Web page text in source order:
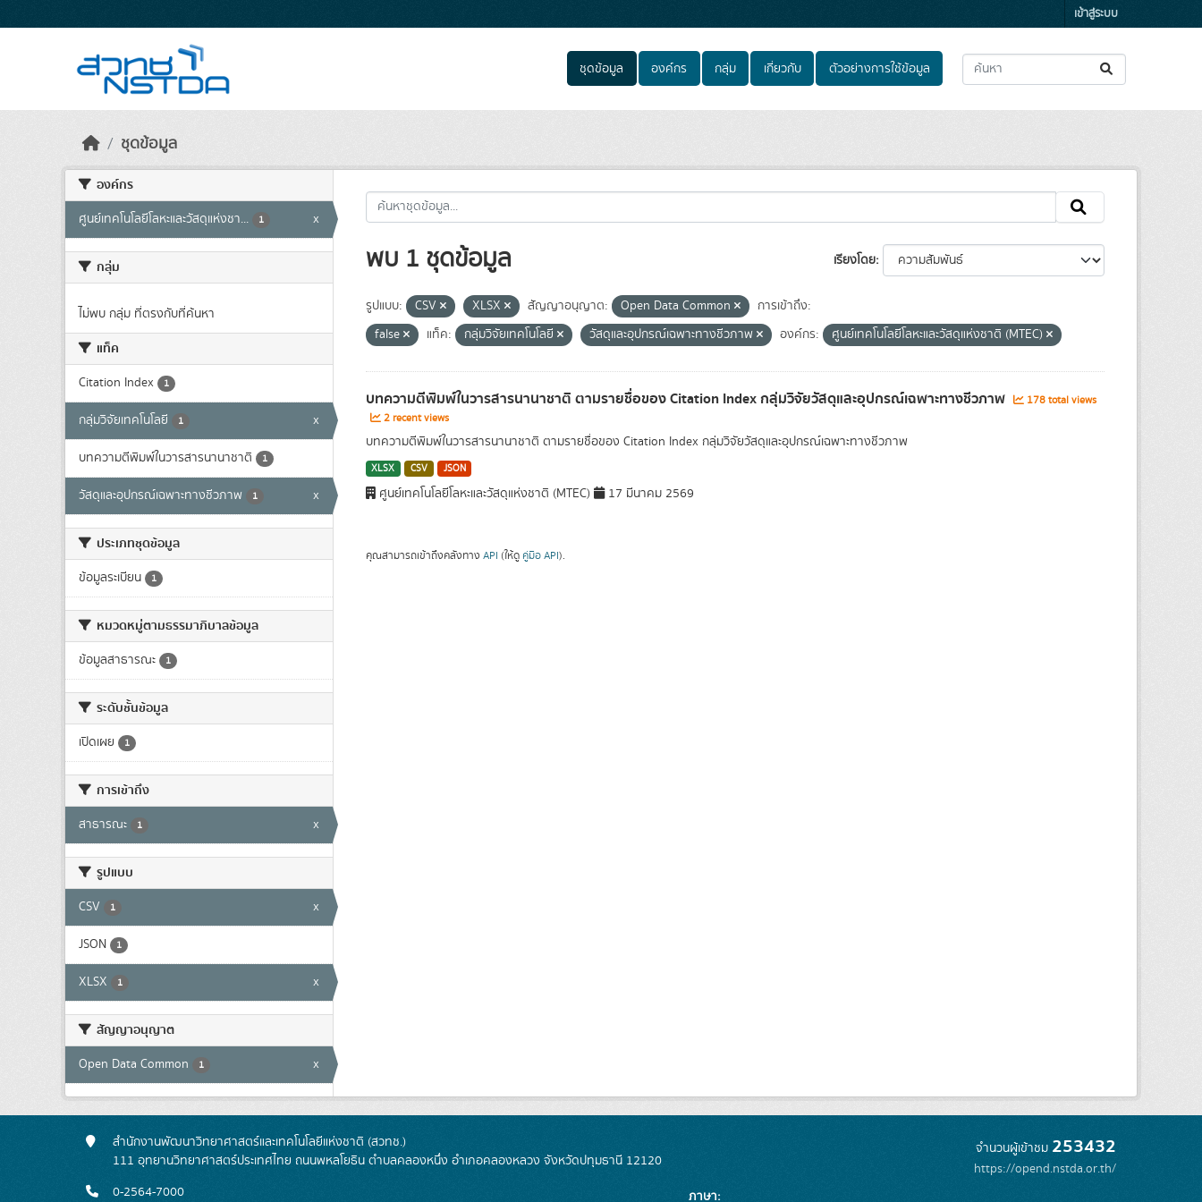
เข้าสู่ระบบ
ชุดข้อมูล องค์กร กลุ่ม เกี่ยวกับ ตัวอย่างการใช้ข้อมูล
ชุดข้อมูล
องค์กร
ศูนย์เทคโนโลยีโลหะและวัสดุแห่งชา... 1 x
กลุ่ม
ไม่พบ กลุ่ม ที่ตรงกับที่ค้นหา
แท็ค
Citation Index 1
กลุ่มวิจัยเทคโนโลยี 1 x
บทความตีพิมพ์ในวารสารนานาชาติ 1
วัสดุและอุปกรณ์เฉพาะทางชีวภาพ 1 x
ประเภทชุดข้อมูล
ข้อมูลระเบียน 1
หมวดหมู่ตามธรรมาภิบาลข้อมูล
ข้อมูลสาธารณะ 1
ระดับชั้นข้อมูล
เปิดเผย 1
การเข้าถึง
สาธารณะ 1 x
รูปแบบ
CSV 1 x
JSON 1
XLSX 1 x
สัญญาอนุญาต
Open Data Common 1 x
เรียงโดย
พบ 1 ชุดข้อมูล
รูปแบบ: CSV XLSX สัญญาอนุญาต: Open Data Common
การเข้าถึง:
false
แท็ค: กลุ่มวิจัยเทคโนโลยี วัสดุและอุปกรณ์เฉพาะทางชีวภาพ องค์กร: ศูนย์เทคโนโลยีโลหะและวัสดุแห่งชาติ (MTEC)
บทความตีพิมพ์ในวารสารนานาชาติ ตามรายชื่อของ Citation Index กลุ่มวิจัยวัสดุและอุปกรณ์เฉพาะทางชีวภาพ
178 total views
2 recent views
บทความตีพิมพ์ในวารสารนานาชาติ ตามรายชื่อของ Citation Index กลุ่มวิจัยวัสดุและอุปกรณ์เฉพาะทางชีวภาพ
XLSX CSV JSON
ศูนย์เทคโนโลยีโลหะและวัสดุแห่งชาติ (MTEC) 17 มีนาคม 2569
คุณสามารถเข้าถึงคลังทาง API (ให้ดู คู่มือ API).
สำนักงานพัฒนาวิทยาศาสตร์และเทคโนโลยีแห่งชาติ (สวทช.)
111 อุทยานวิทยาศาสตร์ประเทศไทย ถนนพหลโยธิน ตำบลคลองหนึ่ง อำเภอคลองหลวง จังหวัดปทุมธานี 12120
0-2564-7000
จำนวนผู้เข้าชม 253432
https://opend.nstda.or.th/
ภาษา